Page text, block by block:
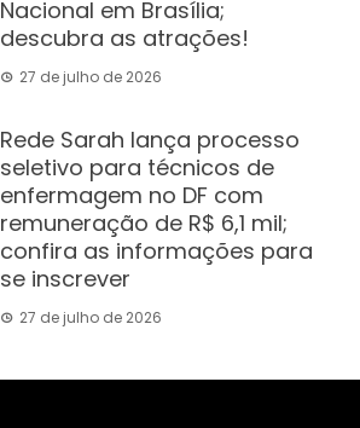
Nacional em Brasília;
descubra as atrações!
27 de julho de 2026
Rede Sarah lança processo
seletivo para técnicos de
enfermagem no DF com
remuneração de R$ 6,1 mil;
confira as informações para
se inscrever
27 de julho de 2026